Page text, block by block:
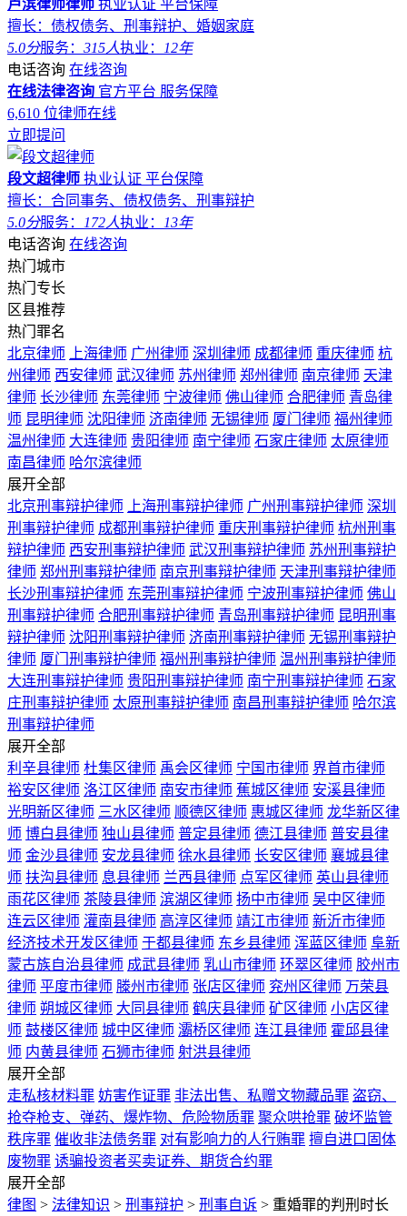
卢滨律师律师 执业认证 平台保障
擅长：债权债务、刑事辩护、婚姻家庭
5.0分服务： 315人执业：
12年
电话咨询 在线咨询
在线法律咨询 官方平台 服务保障
6,610 位律师在线
立即提问
段文超律师 执业认证 平台保障
擅长：合同事务、债权债务、刑事辩护
5.0分服务： 172人执业：
13年
电话咨询 在线咨询
热门城市
热门专长
区县推荐
热门罪名
北京律师
上海律师 广州律师 深圳律师 成都律师 重庆律师 杭
州律师 西安律师 武汉律师 苏州律师 郑州律师 南京律师 天津
律师 长沙律师 东莞律师 宁波律师 佛山律师 合肥律师 青岛律
师 昆明律师 沈阳律师 济南律师 无锡律师 厦门律师 福州律师
温州律师 大连律师 贵阳律师 南宁律师 石家庄律师 太原律师
南昌律师 哈尔滨律师
展开全部
北京刑事辩护律师
上海刑事辩护律师 广州刑事辩护律师 深圳
刑事辩护律师 成都刑事辩护律师 重庆刑事辩护律师 杭州刑事
辩护律师 西安刑事辩护律师 武汉刑事辩护律师 苏州刑事辩护
律师 郑州刑事辩护律师 南京刑事辩护律师 天津刑事辩护律师
长沙刑事辩护律师 东莞刑事辩护律师 宁波刑事辩护律师 佛山
刑事辩护律师 合肥刑事辩护律师 青岛刑事辩护律师 昆明刑事
辩护律师 沈阳刑事辩护律师 济南刑事辩护律师 无锡刑事辩护
律师 厦门刑事辩护律师 福州刑事辩护律师 温州刑事辩护律师
大连刑事辩护律师 贵阳刑事辩护律师 南宁刑事辩护律师 石家
庄刑事辩护律师 太原刑事辩护律师 南昌刑事辩护律师 哈尔滨
刑事辩护律师
展开全部
利辛县律师 杜集区律师 禹会区律师 宁国市律师 界首市律师
裕安区律师 洛江区律师 南安市律师 蕉城区律师 安溪县律师
光明新区律师 三水区律师 顺德区律师 惠城区律师 龙华新区律
师 博白县律师 独山县律师 普定县律师 德江县律师 普安县律
师 金沙县律师 安龙县律师 徐水县律师 长安区律师 襄城县律
师 扶沟县律师 息县律师 兰西县律师 点军区律师 英山县律师
雨花区律师 茶陵县律师 滨湖区律师 扬中市律师 吴中区律师
连云区律师 灌南县律师 高淳区律师 靖江市律师 新沂市律师
经济技术开发区律师 于都县律师 东乡县律师 浑蓝区律师 阜新
蒙古族自治县律师 成武县律师 乳山市律师 环翠区律师 胶州市
律师 平度市律师 滕州市律师 张店区律师 兖州区律师 万荣县
律师 朔城区律师 大同县律师 鹤庆县律师 矿区律师 小店区律
师 鼓楼区律师 城中区律师 灞桥区律师 连江县律师 霍邱县律
师 内黄县律师 石狮市律师 射洪县律师
展开全部
走私核材料罪 妨害作证罪 非法出售、私赠文物藏品罪 盗窃、
抢夺枪支、弹药、爆炸物、危险物质罪 聚众哄抢罪 破坏监管
秩序罪 催收非法债务罪 对有影响力的人行贿罪 擅自进口固体
废物罪 诱骗投资者买卖证券、期货合约罪
展开全部
律图 > 法律知识 > 刑事辩护 > 刑事自诉 > 重婚罪的判刑时长